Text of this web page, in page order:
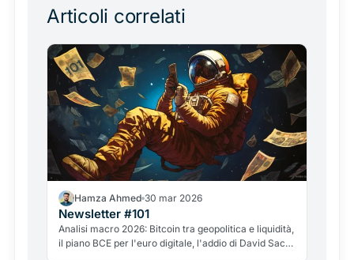
Articoli correlati
Hamza Ahmed 30 mar 2026
Newsletter #101
Analisi macro 2026: Bitcoin tra geopolitica e liquidità,
il piano BCE per l'euro digitale, l'addio di David Sacks